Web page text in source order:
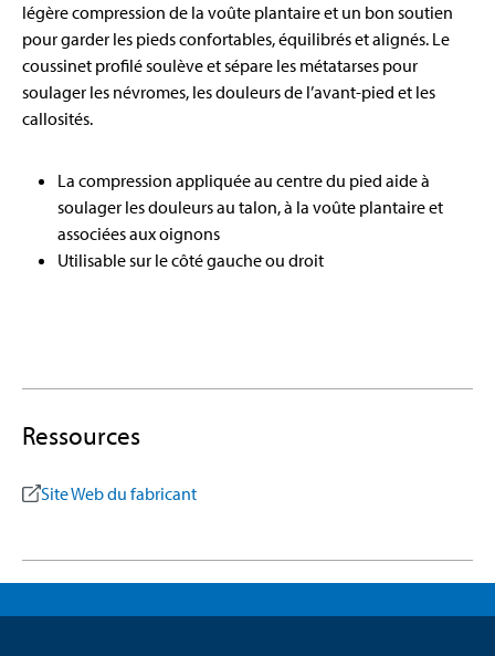
légère compression de la voûte plantaire et un bon soutien
pour garder les pieds confortables, équilibrés et alignés. Le
coussinet profilé soulève et sépare les métatarses pour
soulager les névromes, les douleurs de l’avant-pied et les
callosités.
La compression appliquée au centre du pied aide à
soulager les douleurs au talon, à la voûte plantaire et
associées aux oignons
Utilisable sur le côté gauche ou droit
Ressources
Site Web du fabricant